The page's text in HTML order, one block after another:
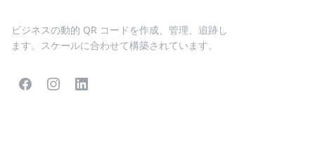
ビジネスの動的 QR コードを作成、管理、追跡し
ます。スケールに合わせて構築されています。